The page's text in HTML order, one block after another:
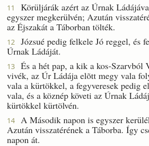
11
Körüljárák azért az Úrnak
egyszer megkerülvén; Azután
az Éjszakát a Táborban tölték.
12
Józsué pedig felkele Jó reggel, és
Úrnak Ládáját.
13
És a hét pap, a kik a kos-Szarvból
vivék, az Úr Ládája elõtt megy vala
vala a kürtökkel, a fegyveresek pedig
vala, és a köznép követi az Úrnak
kürtökkel kürtölvén.
14
A Második napon is egyszer
Azután visszatérének a Táborba. Így
napon át.